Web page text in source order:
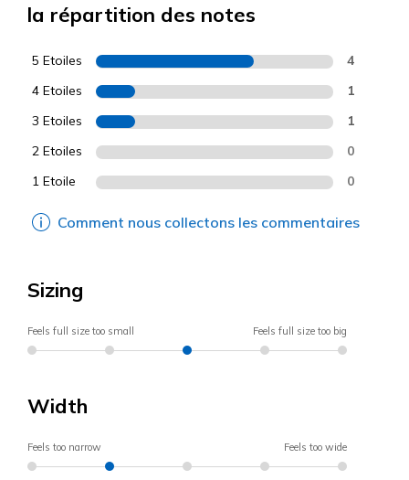
la répartition des notes
5 Etoiles 4
4 Etoiles 1
3 Etoiles 1
2 Etoiles 0
1 Etoile 0
Comment nous collectons les commentaires
Sizing
Feels full size too small Feels full size too big
Width
Feels too narrow Feels too wide